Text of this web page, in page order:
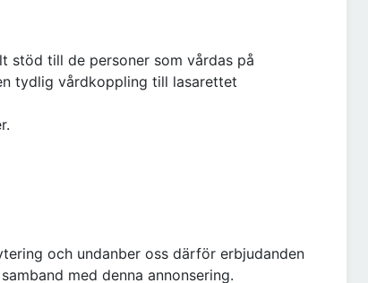
stöd till de personer som vårdas på
tydlig vårdkoppling till lasarettet
och undanber oss därför erbjudanden
med denna annonsering.